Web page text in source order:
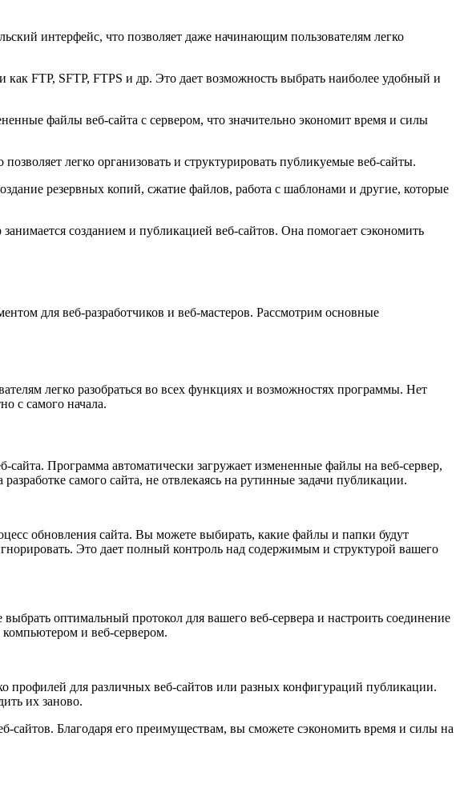
интерфейс, что позволяет даже начинающим пользователям легко
FTP, SFTP, FTPS и др. Это дает возможность выбрать наиболее удобный и
файлы веб-сайта с сервером, что значительно экономит время и силы
легко организовать и структурировать публикуемые веб-сайты.
резервных копий, сжатие файлов, работа с шаблонами и другие, которые
созданием и публикацией веб-сайтов. Она помогает сэкономить
для веб-разработчиков и веб-мастеров. Рассмотрим основные
легко разобраться во всех функциях и возможностях программы. Нет
с самого начала.
Программа автоматически загружает измененные файлы на веб-сервер,
самого сайта, не отвлекаясь на рутинные задачи публикации.
обновления сайта. Вы можете выбирать, какие файлы и папки будут
Это дает полный контроль над содержимым и структурой вашего
оптимальный протокол для вашего веб-сервера и настроить соединение
и веб-сервером.
профилей для различных веб-сайтов или разных конфигураций публикации.
их заново.
Благодаря его преимуществам, вы сможете сэкономить время и силы на